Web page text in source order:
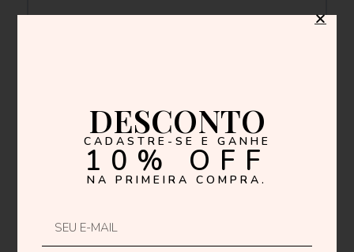
DESCONTO
CADASTRE-SE E GANHE
10% OFF
NA PRIMEIRA COMPRA.